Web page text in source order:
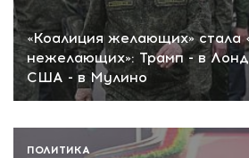
«Коалиция желающих» стала
нежелающих»: Трамп - в
США - в Мулино
ПОЛИТИКА